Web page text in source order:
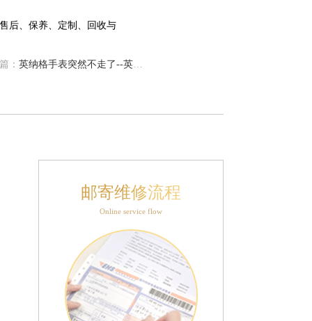
： 英纳格手表突然不走了--英纳格手表无故停摆，原因几何？
邮寄维修流程
Online service flow